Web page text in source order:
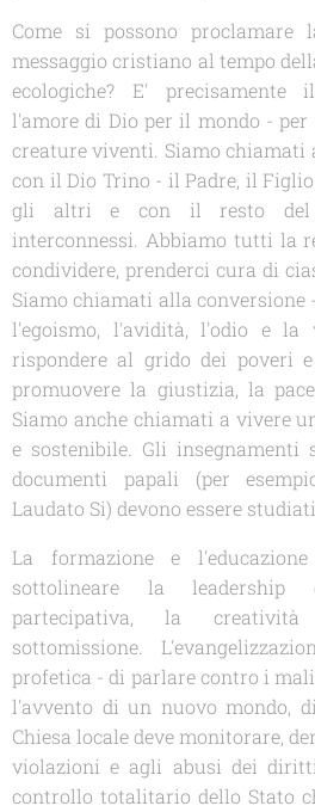
Come si possono
messaggio cristiano al tempo
ecologiche? E' precisamente
l'amore di Dio per il mondo -
creature viventi. Siamo chiamati
con il Dio Trino - il Padre, il
gli altri e con il resto del
interconnessi. Abbiamo tutti la
condividere, prenderci cura di
Siamo chiamati alla conversione
l'egoismo, l'avidità, l'odio e la
rispondere al grido dei poveri
promuovere la giustizia, la
Siamo anche chiamati a vivere
e sostenibile. Gli insegnamenti
documenti papali (per
Laudato Si) devono essere
La formazione e
sottolineare la leadership
partecipativa, la
sottomissione.
profetica - di parlare contro i
l'avvento di un nuovo mondo,
Chiesa locale deve monitorare,
violazioni e agli abusi dei
controllo totalitario dello Stato